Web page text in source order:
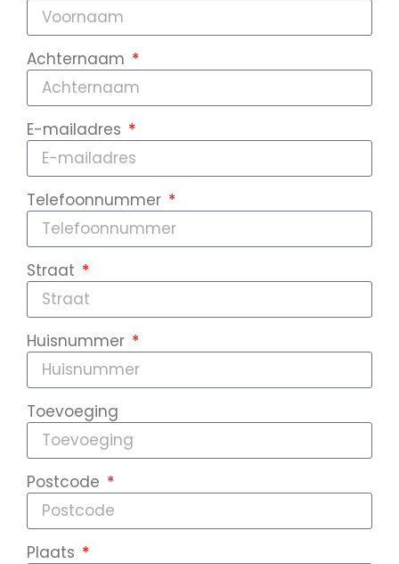
Achternaam
E-mailadres
Telefoonnummer
Straat
Huisnummer
Toevoeging
Postcode
Plaats